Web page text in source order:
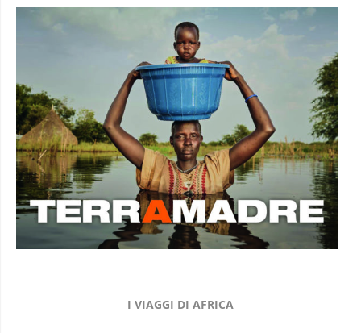
I VIAGGI DI AFRICA